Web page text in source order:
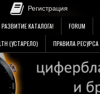
КАТАЛОГА! FORUM
(УСТАРЕЛО) ПРАВИЛА РЕСУРСА
Регистрация